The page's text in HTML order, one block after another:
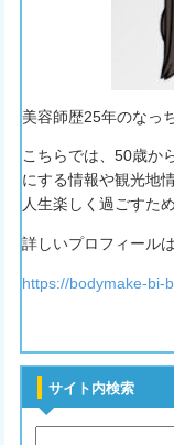
美容師歴25年のなっ
こちらでは、50歳か
にする情報や観光地
人生楽しく過ごすた
詳しいプロフィール
https://bodymake-bi-
サイト内検索